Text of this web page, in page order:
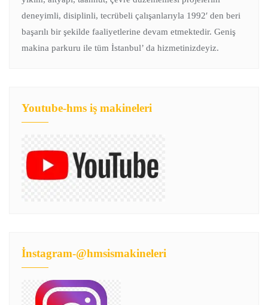
deneyimli, disiplinli, tecrübeli çalışanlarıyla 1992′ den beri
başarılı bir şekilde faaliyetlerine devam etmektedir. Geniş
makina parkuru ile tüm İstanbul’ da hizmetinizdeyiz.
Youtube-hms iş makineleri
İnstagram-@hmsismakineleri